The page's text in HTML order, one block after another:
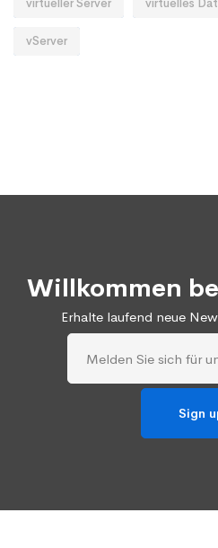
virtueller Server virtuelles
vServer
Willkommen
Erhalte laufend neue